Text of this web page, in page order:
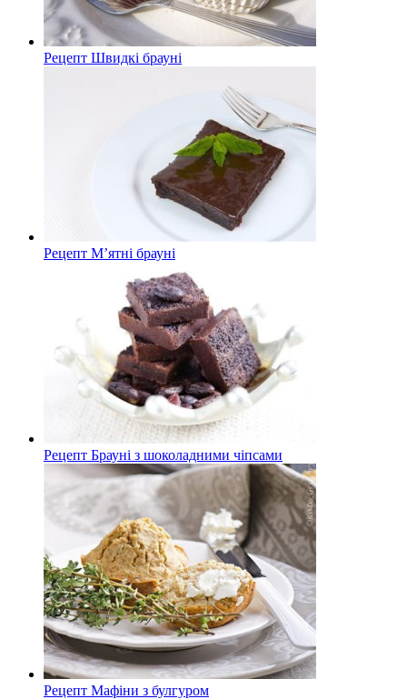
Рецепт Швидкі брауні
Рецепт М’ятні брауні
Рецепт Брауні з шоколадними чіпсами
Рецепт Мафіни з булгуром